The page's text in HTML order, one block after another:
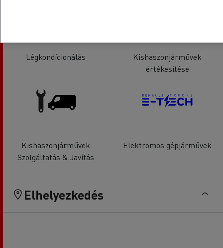
Légkondícionálás
Kishaszonjárművek
értékesítése
Kishaszonjárművek
Szolgáltatás & Javítás
Elektromos gépjárművek
Elhelyezkedés